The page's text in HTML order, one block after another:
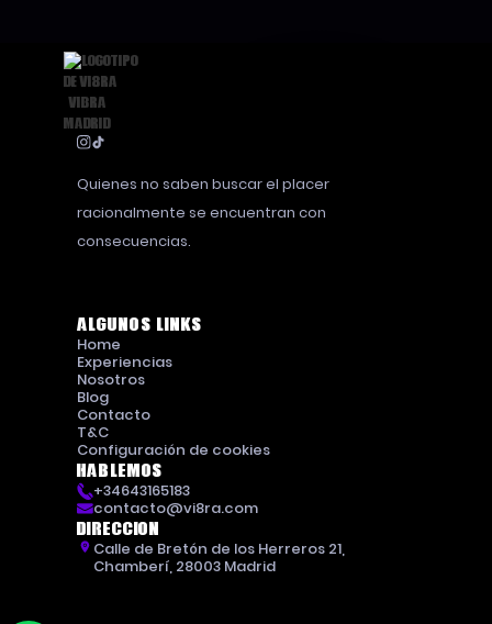
Quienes no saben buscar el placer
racionalmente se encuentran con
consecuencias.
Algunos links
Home
Experiencias
Nosotros
Blog
Contacto
T&C
Configuración de cookies
Hablemos
+34643165183
contacto@vi8ra.com
Direccion
Calle de Bretón de los Herreros 21,
Chamberí, 28003 Madrid